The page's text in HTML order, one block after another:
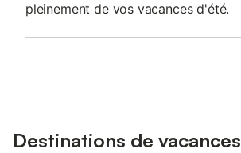
pleinement de vos vacances d'été.
Destinations de